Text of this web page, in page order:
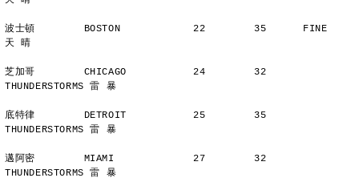
波士頓        BOSTON            22        35      FINE
天 晴
芝加哥        CHICAGO           24        32
THUNDERSTORMS 雷 暴
底特律        DETROIT           25        35
THUNDERSTORMS 雷 暴
邁阿密        MIAMI             27        32
THUNDERSTORMS 雷 暴